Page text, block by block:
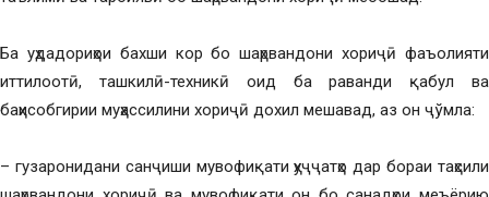
Ба уҳдадориҳои бахши кор бо шаҳрвандони хориҷӣ фаъолияти
иттилоотӣ, ташкилӣ-техникӣ оид ба раванди қабул ва
баҳисобгирии муҳассилини хориҷӣ дохил мешавад, аз он ҷўмла:
– гузаронидани санҷиши мувофиқати ҳуҷҷатҳо дар бораи таҳсили